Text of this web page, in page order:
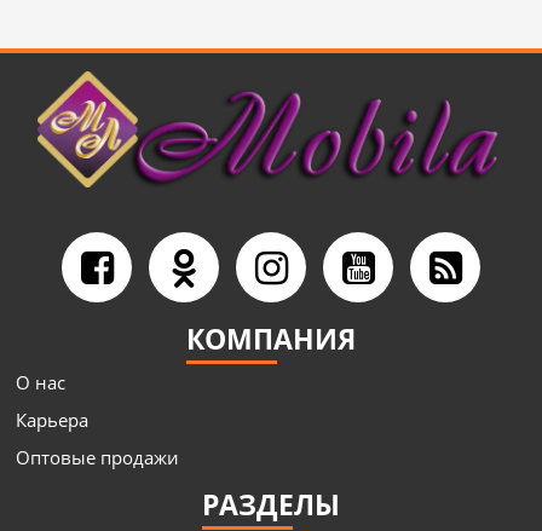
КОМПАНИЯ
О нас
Карьера
Оптовые продажи
РАЗДЕЛЫ